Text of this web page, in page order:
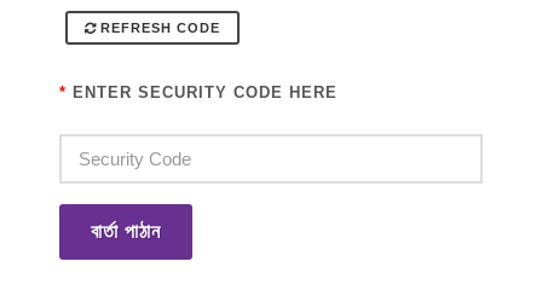
REFRESH CODE
* ENTER SECURITY CODE HERE
বার্তা পাঠান